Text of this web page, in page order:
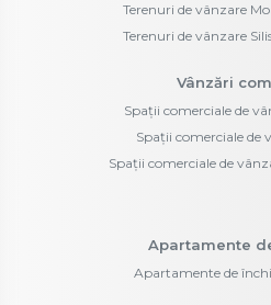
Terenuri de vânzare
Terenuri de vânzare
Vânzări
Spații comerciale de
Spații comerciale de
Spații comerciale de
Apartamente
Apartamente de